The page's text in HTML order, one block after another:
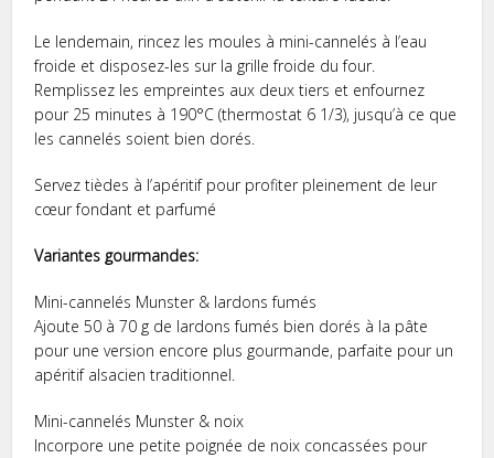
Le lendemain, rincez les moules à mini-cannelés à l’eau
froide et disposez-les sur la grille froide du four.
Remplissez les empreintes aux deux tiers et enfournez
pour 25 minutes à 190°C (thermostat 6 1/3), jusqu’à ce que
les cannelés soient bien dorés.
Servez tièdes à l’apéritif pour profiter pleinement de leur
cœur fondant et parfumé
Variantes gourmandes:
Mini-cannelés Munster & lardons fumés
Ajoute 50 à 70 g de lardons fumés bien dorés à la pâte
pour une version encore plus gourmande, parfaite pour un
apéritif alsacien traditionnel.
Mini-cannelés Munster & noix
Incorpore une petite poignée de noix concassées pour